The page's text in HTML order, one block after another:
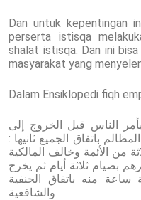
Dan untuk kepentingan
perserta istisqa
shalat istisqa. Dan ini
masyarakat yang
Dalam Ensiklopedi fiqh
الناس قبل الخروج إلى
باتفاق الجميع ثانيها :
من الأئمة وخالف المالكية
بصيام ثلاثة أيام ثم يخرج
منه باتفاق الحنفية
والشافعية